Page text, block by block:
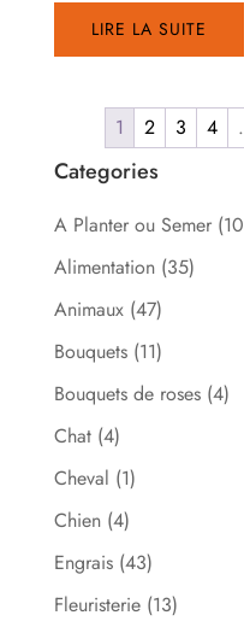
LIRE LA SUITE
1 2 3 4
Categories
A Planter ou Semer
Alimentation (35)
Animaux (47)
Bouquets (11)
Bouquets de roses (4)
Chat (4)
Cheval (1)
Chien (4)
Engrais (43)
Fleuristerie (13)